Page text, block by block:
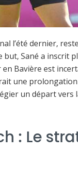
l’été dernier,
but, Sané a inscrit
Bavière est
une
un départ vers
: Le